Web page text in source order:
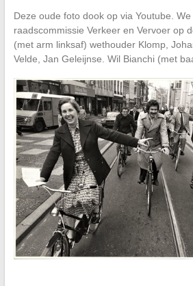
Deze oude foto dook op via Youtube.
raadscommissie Verkeer en Vervoer op
(met arm linksaf) wethouder Klomp,
Velde, Jan Geleijnse. Wil Bianchi (met